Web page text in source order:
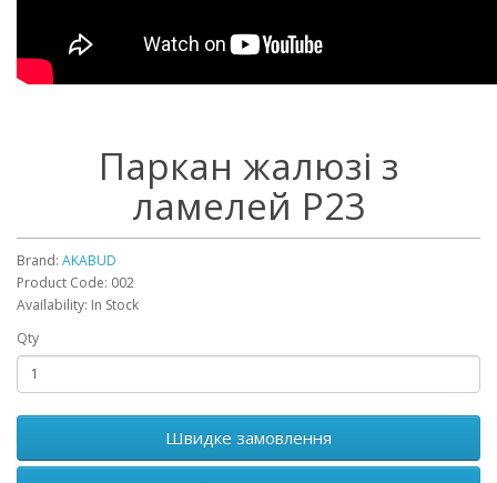
Паркан жалюзі з
ламелей Р23
Brand: AKABUD
Product Code: 002
Availability: In Stock
Qty
Швидке замовлення